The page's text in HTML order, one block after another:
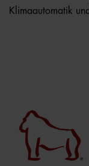
Klimaautomatik